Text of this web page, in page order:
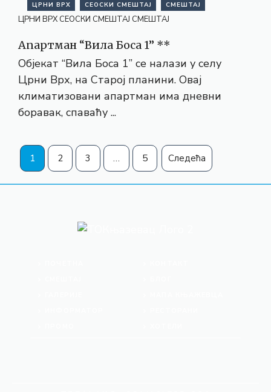
ЦРНИ ВРХ СЕОСКИ СМЕШТАЈ СМЕШТАЈ
ЦРНИ ВРХ СЕОСКИ СМЕШТАЈ СМЕШТАЈ
Апартман “Вила Боса 1” **
Објекат “Вила Боса 1” се налази у селу
Црни Врх, на Старој планини. Овај
климатизовани апартман има дневни
боравак, спаваћу ...
1 2 3 … 5 Следећа